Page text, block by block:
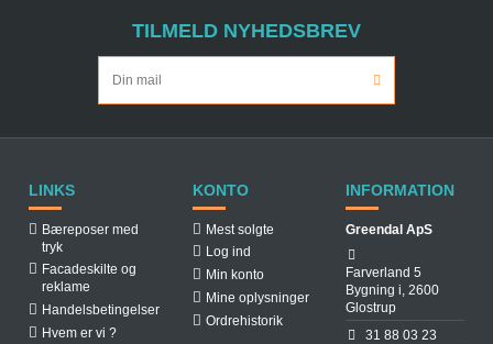
TILMELD NYHEDSBREV
LINKS
Bæreposer med
tryk
Facadeskilte og
reklame
Handelsbetingelser
Hvem er vi ?
KONTO
Mest solgte
Log ind
Min konto
Mine oplysninger
Ordrehistorik
INFORMATION
Greendal ApS
Farverland 5
Bygning i, 2600
Glostrup
31 88 03 23